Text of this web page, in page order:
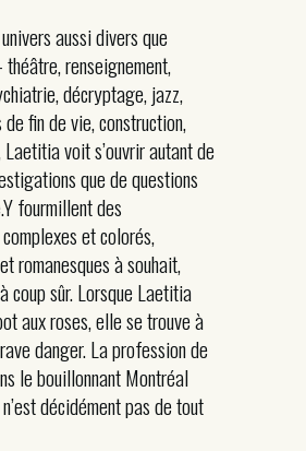
aussi divers que
renseignement,
décryptage, jazz,
de fin de vie, construction,
voit s’ouvrir autant de
que de questions
fourmillent des
et colorés,
romanesques à souhait,
coup sûr. Lorsque Laetitia
aux roses, elle se trouve à
danger. La profession de
le bouillonnant Montréal
n’est décidément pas de tout